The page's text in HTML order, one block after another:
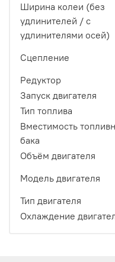
Ширина колеи (без
удлинителей / с
удлинителями осей)
Сцепление
Редуктор
Запуск двигателя
Тип топлива
Вместимость
бака
Объём двигателя
Модель двигателя
Тип двигателя
Охлаждение